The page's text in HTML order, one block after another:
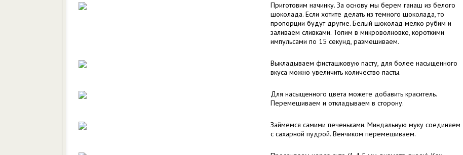
Приготовим начинку. За основу мы берем ганаш из белого
шоколада. Если хотите делать из темного шоколада, то
пропорции будут другие. Белый шоколад мелко рубим и
заливаем сливками. Топим в микроволновке, короткими
импульсами по 15 секунд, размешиваем.
Выкладываем фисташковую пасту, для более насыщенного
вкуса можно увеличить количество пасты.
Для насыщенного цвета можете добавить краситель.
Перемешиваем и откладываем в сторону.
Займемся самими печеньками. Миндальную муку соединяем
с сахарной пудрой. Венчиком перемешиваем.